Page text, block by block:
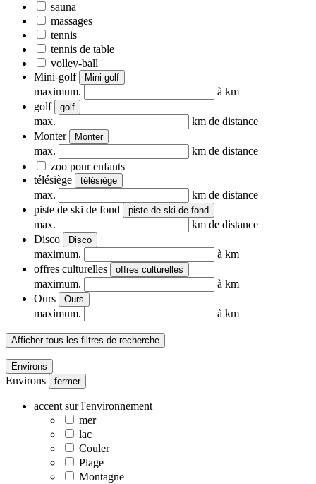
sauna
massages
tennis
tennis de table
volley-ball
Mini-golf
Mini-golf
maximum.
à km
golf
golf
max.
km de distance
Monter
Monter
max.
km de distance
zoo pour enfants
télésiège
télésiège
max.
km de distance
piste de ski de fond
piste de ski de fond
max.
km de distance
Disco
Disco
maximum.
à km
offres culturelles
offres culturelles
maximum.
à km
Ours
Ours
maximum. à km
Afficher tous les filtres de recherche
Environs
Environs fermer
accent sur l'environnement
mer
lac
Couler
Plage
Montagne